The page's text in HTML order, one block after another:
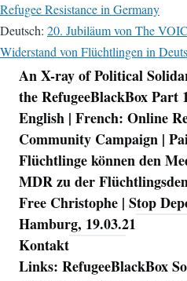
Refugee Resistance in Germany
Deutsch: 20. Jubiläum von The
Widerstand von Flüchtlingen in
Navigation
An X-ray of Political
the RefugeeBlackBox Part
English | French: Online
Community Campaign |
Flüchtlinge können den
MDR zu der
Free Christophe | Stop
Hamburg, 19.03.21
Kontakt
Links: RefugeeBlackBox